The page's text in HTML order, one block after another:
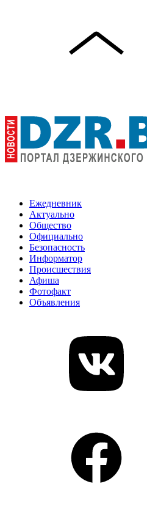
Ежедневник
Актуально
Общество
Официально
Безопасность
Информатор
Происшествия
Афиша
Фотофакт
Объявления